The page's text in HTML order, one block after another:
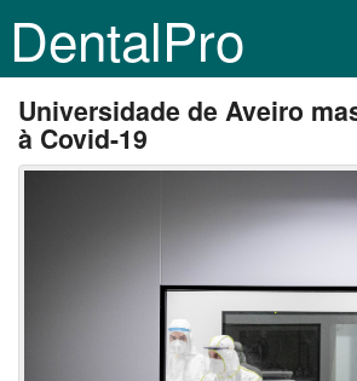
DentalPro
Universidade de Aveiro
à Covid-19